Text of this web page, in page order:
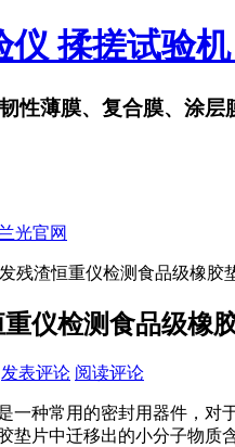
仪 揉搓试验
性薄膜、复合膜、涂层
残渣恒重仪检测食品级橡胶
仪检测食品级橡
发表评论 阅读评论
一种常用的密封用器件，对
垫片中迁移出的小分子物质